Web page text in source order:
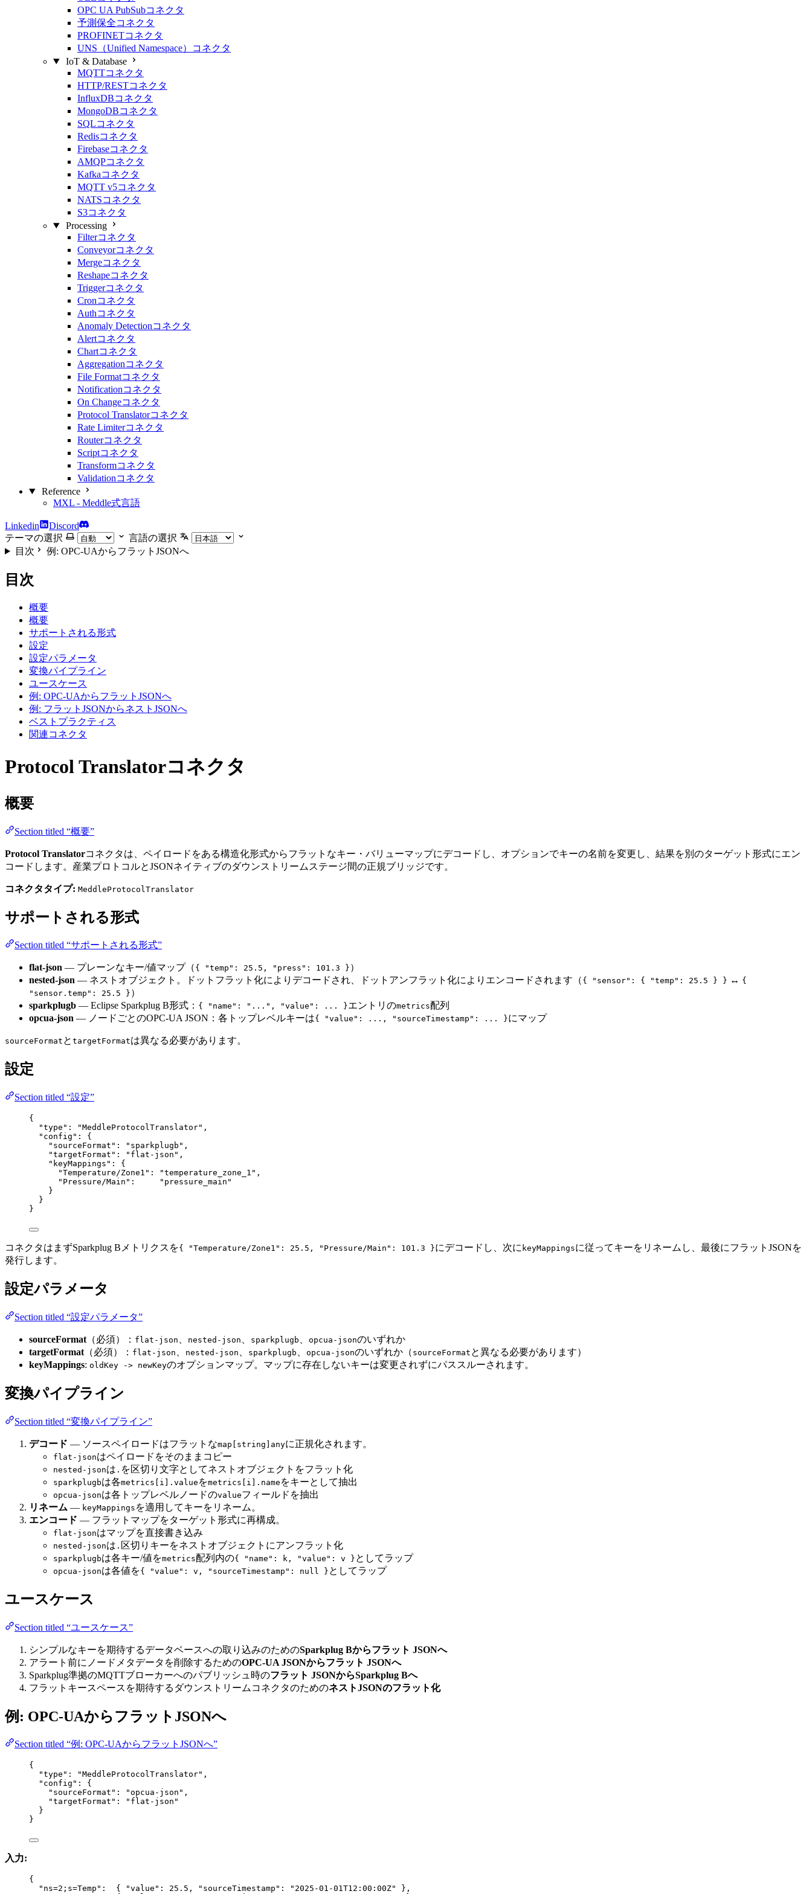
OPC UA PubSubコネクタ
予測保全コネクタ
PROFINETコネクタ
UNS（Unified Namespace）コネクタ
IoT & Database
MQTTコネクタ
HTTP/RESTコネクタ
InfluxDBコネクタ
MongoDBコネクタ
SQLコネクタ
Redisコネクタ
Firebaseコネクタ
AMQPコネクタ
Kafkaコネクタ
MQTT v5コネクタ
NATSコネクタ
S3コネクタ
Processing
Filterコネクタ
Conveyorコネクタ
Mergeコネクタ
Reshapeコネクタ
Triggerコネクタ
Cronコネクタ
Authコネクタ
Anomaly Detectionコネクタ
Alertコネクタ
Chartコネクタ
Aggregationコネクタ
File Formatコネクタ
Notificationコネクタ
On Changeコネクタ
Protocol Translatorコネクタ
Rate Limiterコネクタ
Routerコネクタ
Scriptコネクタ
Transformコネクタ
Validationコネクタ
Reference
MXL - Meddle式言語
Linkedin
Discord
テーマの選択
言語の選択
目次
例: OPC-UAからフラットJSONへ
目次
概要
概要
サポートされる形式
設定
設定パラメータ
変換パイプライン
ユースケース
例: OPC-UAからフラットJSONへ
例: フラットJSONからネストJSONへ
ベストプラクティス
関連コネクタ
Protocol Translatorコネクタ
概要
Section titled “概要”
Protocol Translatorコネクタは、ペイロードをある構造化形式からフラットなキー・バリューマップにデコードし、オプションでキーの名前を変更し、結果を別のターゲット形式にエン
コードします。産業プロトコルとJSONネイティブのダウンストリームステージ間の正規ブリッジです。
コネクタタイプ: MeddleProtocolTranslator
サポートされる形式
Section titled “サポートされる形式”
flat-json — プレーンなキー/値マップ（ { "temp": 25.5, "press": 101.3 } ）
nested-json — ネストオブジェクト。ドットフラット化によりデコードされ、ドットアンフラット化によりエンコードされます（ { "sensor": { "temp": 25.5 } } ↔ {
"sensor.temp": 25.5 } ）
sparkplugb — Eclipse Sparkplug B形式： { "name": "...", "value": ... }エントリのmetrics配列
opcua-json — ノードごとのOPC-UA JSON：各トップレベルキーは{ "value": ..., "sourceTimestamp": ... }にマップ
sourceFormat と targetFormatは異なる必要があります。
設定
Section titled “設定”
{
"type" : "MeddleProtocolTranslator" ,
"config" : {
"sourceFormat" : " sparkplugb " ,
"targetFormat" : " flat-json " ,
"keyMappings" : {
"Temperature/Zone1" : "temperature_zone_1 " ,
"Pressure/Main" : " pressure_main "
}
}
}
コネクタはまずSparkplug Bメトリクスを{ "Temperature/Zone1": 25.5, "Pressure/Main": 101.3 }にデコードし、次に keyMappingsに従ってキーをリネームし、最後にフラットJSONを
発行します。
設定パラメータ
Section titled “設定パラメータ”
sourceFormat （必須）： flat-json nested-json sparkplugb opcua-jsonのいずれか
targetFormat （必須）： flat-json nested-json sparkplugb opcua-jsonのいずれか（ sourceFormat と異なる必要があります）
keyMappings: oldKey -> newKeyのオプションマップ。マップに存在しないキーは変更されずにパススルーされます。
変換パイプライン
Section titled “変換パイプライン”
デコード — ソースペイロードはフラットなmap[string]anyに正規化されます。
flat-jsonはペイロードをそのままコピー
nested-jsonは . を区切り文字としてネストオブジェクトをフラット化
sparkplugbは各metrics[i].value をmetrics[i].name をキーとして抽出
opcua-jsonは各トップレベルノードのvalueフィールドを抽出
リネーム — keyMappings を適用してキーをリネーム。
エンコード — フラットマップをターゲット形式に再構成。
flat-jsonはマップを直接書き込み
nested-jsonは . 区切りキーをネストオブジェクトにアンフラット化
sparkplugbは各キー/値をmetrics配列内の{ "name": k, "value": v } としてラップ
opcua-jsonは各値を{ "value": v, "sourceTimestamp": null } としてラップ
ユースケース
Section titled “ユースケース”
シンプルなキーを期待するデータベースへの取り込みのためのSparkplug Bからフラット JSONへ
アラート前にノードメタデータを削除するためのOPC-UA JSONからフラット JSONへ
Sparkplug準拠のMQTTブローカーへのパブリッシュ時のフラット JSONからSparkplug Bへ
フラットキースペースを期待するダウンストリームコネクタのためのネストJSONのフラット化
例: OPC-UAからフラットJSONへ
Section titled “例: OPC-UAからフラットJSONへ”
{
"type" : "MeddleProtocolTranslator" ,
"config" : {
"sourceFormat" : "opcua-json " ,
"targetFormat" : " flat-json "
}
}
入力:
{
"ns=2;s=Temp" :  { "value" : 25.5 , "sourceTimestamp" : " 2025-01-01T12:00:00Z"
},